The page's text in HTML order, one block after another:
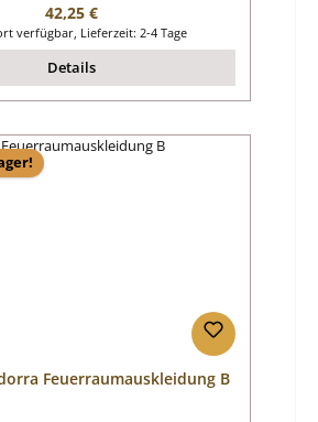
Regulärer Preis:
42,25 €
verfügbar, Lieferzeit: 2-4 Tage
Details
Feuerraumauskleidung B